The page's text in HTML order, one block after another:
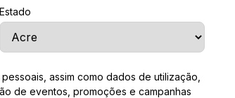
Estado
assim como dados de utilização,
de eventos, promoções e campanhas